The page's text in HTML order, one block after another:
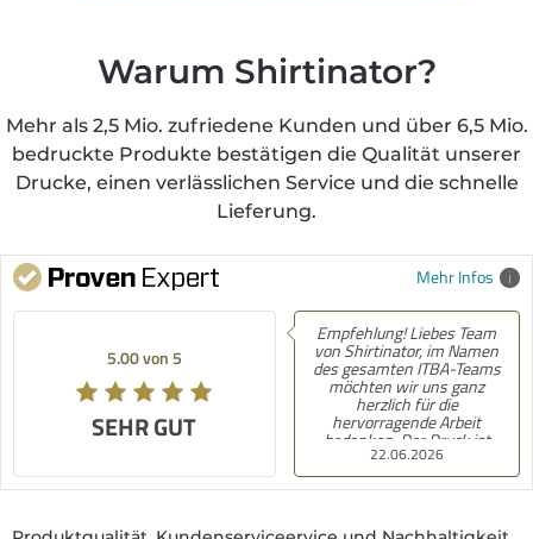
Mehr Infos
5.00 von 5
SEHR GUT
22.06.2026
Empfehlung! Liebes Team
von Shirtinator, im Namen
des gesamten ITBA-Teams
möchten wir uns ganz
herzlich für die
hervorragende Arbeit
bedanken. Der Druck ist
wirklich ausgezeichnet
geworden, und wir freuen
uns sehr, dass alles so
unkompliziert geklappt hat.
Warum Shirtinator?
Mehr als 2,5 Mio. zufriedene Kunden und über 6,5 Mio.
bedruckte Produkte bestätigen die Qualität unserer
Drucke, einen verlässlichen Service und die schnelle
Lieferung.